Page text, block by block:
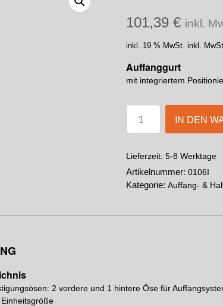
101,39 € inkl.
inkl. 19 % MwSt. inkl.
Auffanggurt
mit integriertem
IN DEN
Lieferzeit: 5-8 Werktage
Artikelnummer: 0106I
Kategorie: Auffang- &
2 vordere und 1 hintere Öse für